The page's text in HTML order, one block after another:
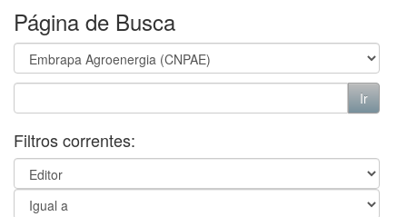
Página de Busca
Filtros correntes: